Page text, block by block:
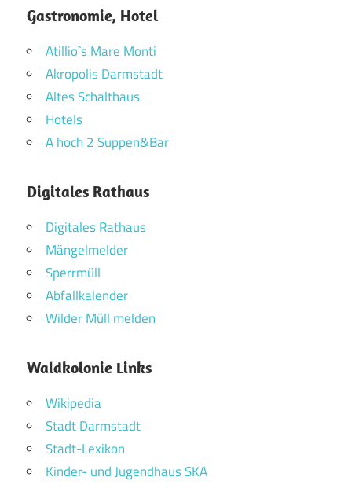
Gastronomie, Hotel
Atillio`s Mare Monti
Akropolis Darmstadt
Altes Schalthaus
Hotels
A hoch 2 Suppen&Bar
Digitales Rathaus
Digitales Rathaus
Mängelmelder
Sperrmüll
Abfallkalender
Wilder Müll melden
Waldkolonie Links
Wikipedia
Stadt Darmstadt
Stadt-Lexikon
Kinder- und Jugendhaus SKA